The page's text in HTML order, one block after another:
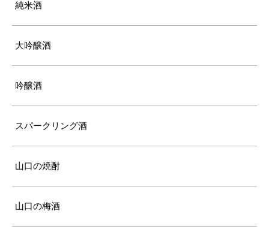
純米酒
大吟醸酒
吟醸酒
スパークリング酒
山口の焼酎
山口の梅酒